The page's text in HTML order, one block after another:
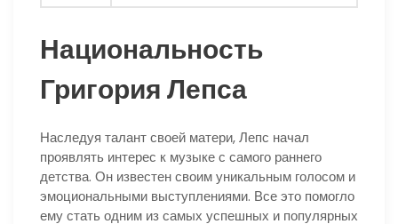
Национальность
Григория Лепса
Наследуя талант своей матери, Лепс начал
проявлять интерес к музыке с самого раннего
детства. Он известен своим уникальным голосом и
эмоциональными выступлениями. Все это помогло
ему стать одним из самых успешных и популярных